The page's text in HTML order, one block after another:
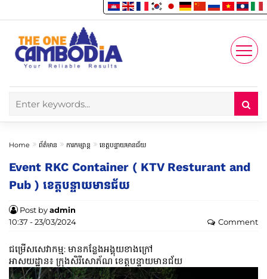
Account
Enjoy
Home ព័ត៌មាន ការកម្សាន្ត ខេត្តបន្ទាយមានជ័យ
Event RKC Container ( KTV Resturant and
Pub ) ខេត្តបន្ទាយមានជ័យ
Post byadmin
10:37 - 23/03/2024
Comment
ជម្រើសសេវាកម្ម: មាន​កន្លែង​អង្គុយ​ខាង​ក្រៅ
អាសយដ្ឋាន៖ ក្រុងសិរីសោភ័ណ ខេត្តបន្ទាយមានជ័យ